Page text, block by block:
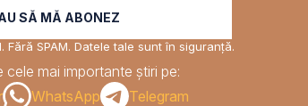
SĂ MĂ ABONEZ
SPAM. Datele tale sunt în siguranță.
cele mai importante știri pe:
WhatsApp Telegram